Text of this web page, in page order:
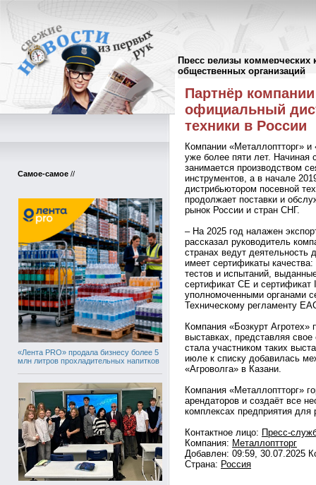
Пресс релизы коммерческих
общественных организаций
Самое-самое //
«Лента PRO» продала бизнесу более 5
млн литров прохладительных напитков
Пресс-релизы//
Партнёр
официальный
техники в России
Компании «Металлоптторг»
уже более пяти лет. Начиная
занимается производством
инструментов, а в начале
дистрибьютором посевной
продолжает поставки и
рынок России и стран СНГ.
– На 2025 год налажен
рассказал руководитель
странах ведут деятельность
имеет сертификаты
тестов и испытаний,
сертификат СЕ и
уполномоченными органами
Техническому регламенту
Компания «Бозкурт
выставках, представляя
стала участником таких
июле к списку добавилась
«Агроволга» в Казани.
Компания «Металлоптторг»
арендаторов и создаёт все
комплексах предприятия для
Контактное лицо: Пресс-
Компания: Металлоптторг
Добавлен: 09:59, 30.07.2025
Страна: Россия